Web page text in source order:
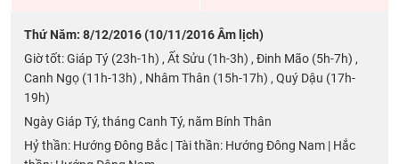
Thứ Năm: 8/12/2016 (10/11/2016 Âm lịch)
Giờ tốt: Giáp Tý (23h-1h) , Ất Sửu (1h-3h) , Đinh Mão (5h-7h) ,
Canh Ngọ (11h-13h) , Nhâm Thân (15h-17h) , Quý Dậu (17h-
19h)
Ngày Giáp Tý, tháng Canh Tý, năm Bính Thân
Hỷ thần: Hướng Đông Bắc | Tài thần: Hướng Đông Nam | Hắc